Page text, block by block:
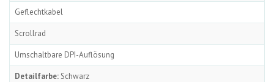
Geflechtkabel
Scrollrad
Umschaltbare DPI-Auflösung
Detailfarbe: Schwarz